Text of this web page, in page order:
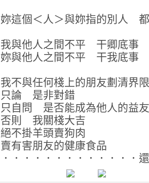
妳這個＜人＞與妳指的別人
我與他人之間不平 干卿底事
妳與他人之間不平 干我底事
我不與任何棧上的朋友劃清
只論 是非對錯
只自問 是否能成為他人的益友
否則 我關棧大吉
絕不掛羊頭賣狗肉
賣有害朋友的健康食品
．．．．．．．．．．．．．